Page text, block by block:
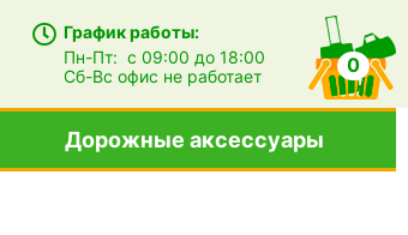
График работы:
Пн-Пт:с 09:00 до 18:00
Сб-Всофис не работает 0
Дорожные аксессуары